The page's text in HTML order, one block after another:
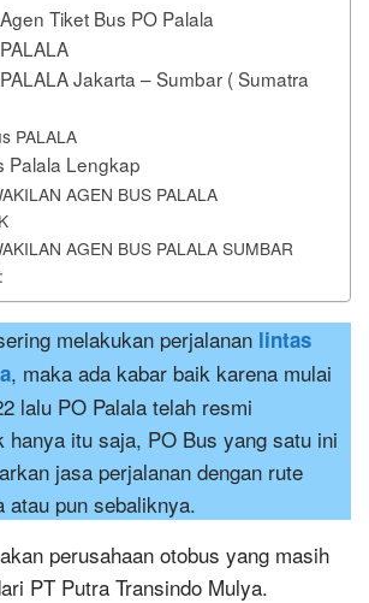
Tiket Bus PO Palala
Jakarta – Sumbar ( Sumatra
PALALA
Palala Lengkap
AGEN BUS PALALA
AGEN BUS PALALA SUMBAR
melakukan perjalanan lintas
, maka ada kabar baik karena mulai
lalu PO Palala telah resmi
hanya itu saja, PO Bus yang satu ini
jasa perjalanan dengan rute
atau pun sebaliknya.
perusahaan otobus yang masih
PT Putra Transindo Mulya.